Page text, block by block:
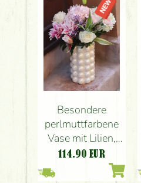
Besondere
perlmuttfarbene
Vase mit Lilien,
Hortensien und
114.90 EUR